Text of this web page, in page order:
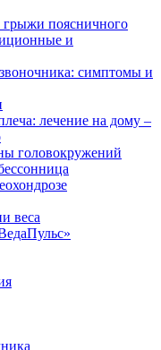
поясничного
и
симптомы и
лечение на дому –
головокружений
веса